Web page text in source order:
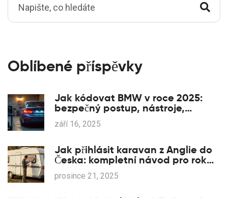
Oblíbené příspěvky
Jak kódovat BMW v roce 2025:
bezpečný postup, nástroje,
příklady a rizika
září 16, 2025
Jak přihlásit karavan z Anglie do
Česka: kompletní návod pro rok
2025
prosince 21, 2025